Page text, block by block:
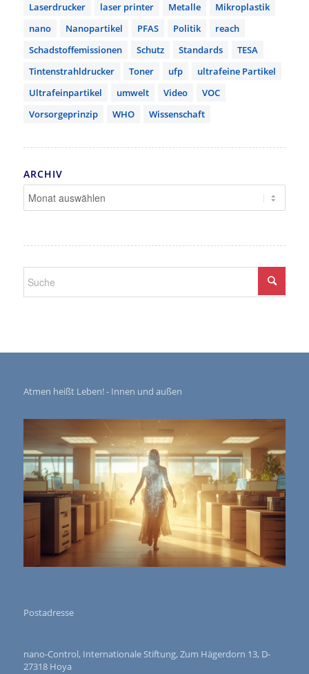
Laserdrucker
laser printer Metalle
Mikroplastik
nano
Nanopartikel PFAS Politik
reach
Schadstoffemissionen
Schutz Standards
TESA
Tintenstrahldrucker
Toner ufp
ultrafeine Partikel
Ultrafeinpartikel
umwelt Video
VOC
Vorsorgeprinzip
WHO Wissenschaft
ARCHIV
Atmen heißt Leben! - Innen und außen
Postadresse
nano-Control, Internationale Stiftung, Zum Hägerdorn 13, D-
27318 Hoya